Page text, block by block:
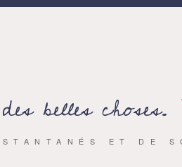
belles choses.
ET DE